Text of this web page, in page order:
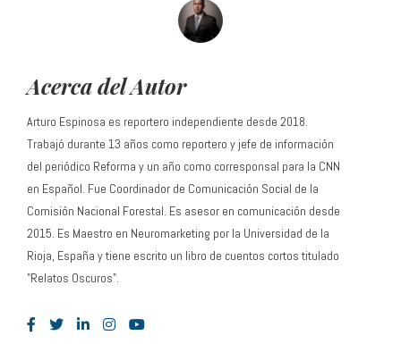
Acerca del Autor
Arturo Espinosa es reportero independiente desde 2018.
Trabajó durante 13 años como reportero y jefe de información
del periódico Reforma y un año como corresponsal para la CNN
en Español. Fue Coordinador de Comunicación Social de la
Comisión Nacional Forestal. Es asesor en comunicación desde
2015. Es Maestro en Neuromarketing por la Universidad de la
Rioja, España y tiene escrito un libro de cuentos cortos titulado
"Relatos Oscuros".